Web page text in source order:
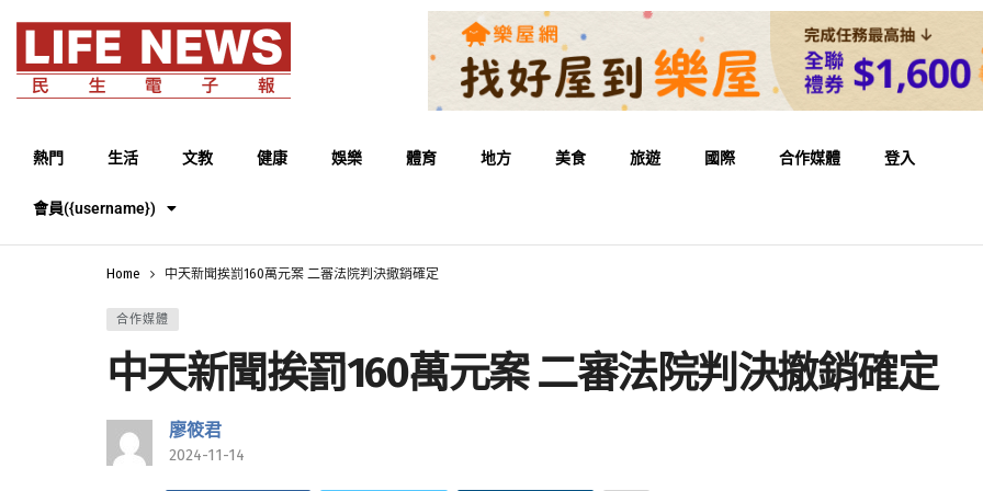
熱門 生活 文教 健康 娛樂 體育 地方 美食 旅遊 國際 合作媒體 登入
會員({username})
Home 中天新聞挨罰160萬元案 二審法院判決撤銷確定
合作媒體
中天新聞挨罰160萬元案 二審法院判決撤銷確定
廖筱君
2024-11-14